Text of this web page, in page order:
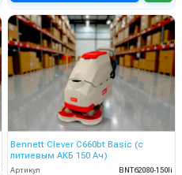
Bennett Clever C660bt Basic (с
литиевым АКБ 150 Ач)
Артикул
BNT62080-150li